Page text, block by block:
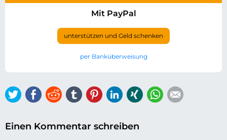
Mit PayPal
unterstützen und Geld schenken
per Banküberweisung
TwitterFacebook
ReddittumblrPinterestLinkedIn
Xing WhatsApp
Einen Kommentar schreiben